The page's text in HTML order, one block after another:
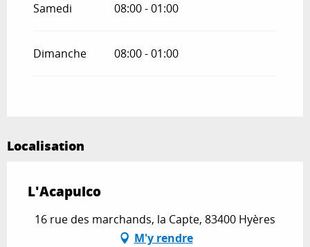
Samedi 08:00 - 01:00
Dimanche 08:00 - 01:00
Localisation
L'Acapulco
16 rue des marchands, la Capte, 83400 Hyères
M'y rendre